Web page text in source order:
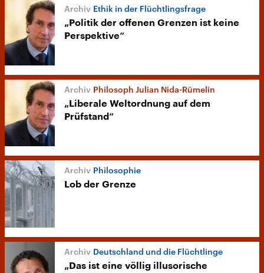
Ethik in der Flüchtlingsfrage
„Politik der offenen Grenzen ist keine
Perspektive“
Philosoph Julian Nida-Rümelin
„Liberale Weltordnung auf dem
Prüfstand“
Philosophie
Lob der Grenze
Deutschland und die Flüchtlinge
„Das ist eine völlig illusorische